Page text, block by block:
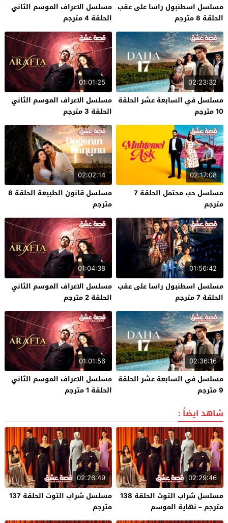
مسلسل اسطنبول راسا على عقب
الحلقة 8 مترجم
مسلسل الاعراف الموسم الثاني
الحلقة 4 مترجم
02:23:32
مسلسل في السابعة عشر الحلقة
10 مترجم
01:01:25
مسلسل الاعراف الموسم الثاني
الحلقة 3 مترجم
02:17:08
مسلسل حب محتمل الحلقة 7
مترجم
02:02:14
مسلسل قانون الطبيعة الحلقة 8
مترجم
01:56:42
مسلسل اسطنبول راسا على عقب
الحلقة 7 مترجم
01:04:38
مسلسل الاعراف الموسم الثاني
الحلقة 2 مترجم
02:36:16
مسلسل في السابعة عشر الحلقة
9 مترجم
01:01:56
مسلسل الاعراف الموسم الثاني
الحلقة 1 مترجم
شاهد ايضاً :
02:29:46
مسلسل شراب التوت الحلقة 138
مترجم – نهاية الموسم
02:26:49
مسلسل شراب التوت الحلقة 137
مترجم